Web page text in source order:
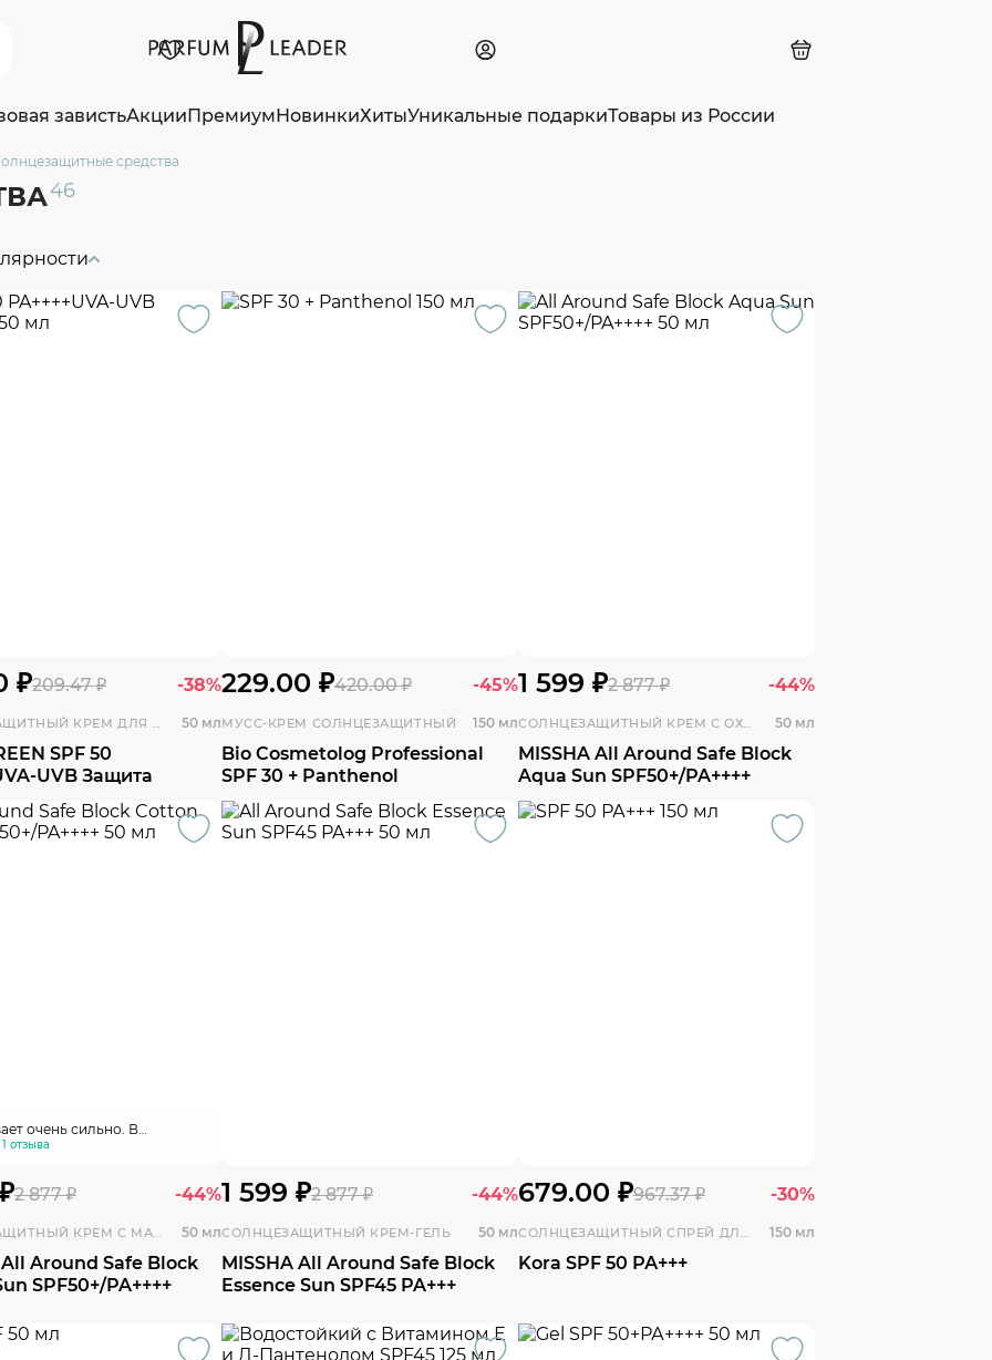
завистьАкцииПремиумНовинкиХитыУникальные подаркиТовары из России
средства
46
₽209.47 ₽ -38%
СОЛНЦЕЗАЩИТНЫЙ КРЕМ ДЛЯ ЛИЦА 50 мл
SPF 50
UVB Защита
229.00 ₽420.00 ₽ -45%
МУСС-КРЕМ СОЛНЦЕЗАЩИТНЫЙ 150 мл
Bio Cosmetolog Professional
SPF 30 + Panthenol
1 599 ₽2 877 ₽ -44%
СОЛНЦЕЗАЩИТНЫЙ КРЕМ С ОХЛАЖДАЮЩИМ ЭФФЕКТОМ 50 мл
MISSHA All Around Safe Block
Aqua Sun SPF50+/PA++++
очень сильно. В
неплохо .
отзыва
2 877 ₽ -44%
СОЛНЦЕЗАЩИТНЫЙ КРЕМ С МАТИРУЮЩИМ ЭФФЕКТОМ 50 мл
All Around Safe Block
SPF50+/PA++++
1 599 ₽2 877 ₽ -44%
СОЛНЦЕЗАЩИТНЫЙ КРЕМ-ГЕЛЬ 50 мл
MISSHA All Around Safe Block
Essence Sun SPF45 PA+++
679.00 ₽967.37 ₽ -30%
СОЛНЦЕЗАЩИТНЫЙ СПРЕЙ ДЛЯ ЛИЦА И ТЕЛА 150 мл
Kora SPF 50 РА+++